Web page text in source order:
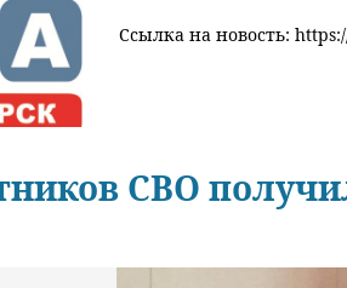
Ссылка на новость:
СВО